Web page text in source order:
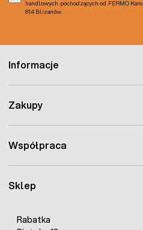
Sklep
Rabatka
Informacje
Zakupy
Współpraca
handlowych pochodzących od FERMO
814 Blizanów.